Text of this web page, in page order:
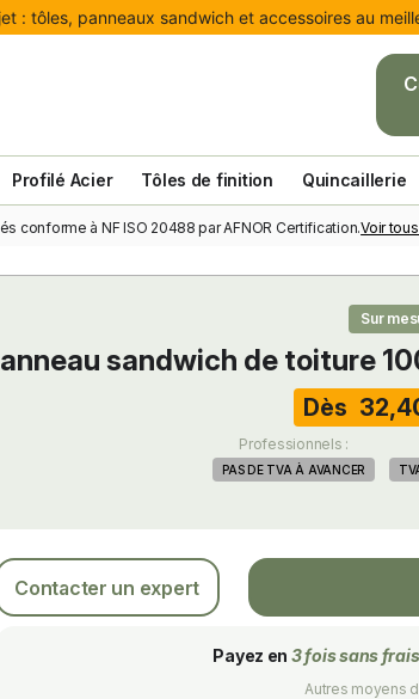
: tôles, panneaux sandwich et accessoires au
Profilé Acier Tôles de finition Quincaillerie
conforme à NF ISO 20488 par AFNOR Certification.Voir
Sur
sandwich de toiture
Dès
Professionnels :
PAS DE TVA À AVANCER
Contacter un expert
Payez en 3 fois sans frais
Autres moyens